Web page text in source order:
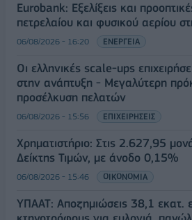
Eurobank: Εξελίξεις και
πετρελαίου και φυσικού αερίου
06/08/2026 - 16:20 ΕΝΕΡΓΕΙΑ
Οι ελληνικές scale-ups
στην ανάπτυξη - Μεγαλύτερη
προσέλκυση πελατών
06/08/2026 - 15:56 ΕΠΙΧΕΙΡΗΣΕΙΣ
Χρηματιστήριο: Στις 2.627,95
Δείκτης Τιμών, με άνοδο 0,15%
06/08/2026 - 15:46 ΟΙΚΟΝΟΜΙΑ
ΥΠΑΑΤ: Αποζημιώσεις 38,1 εκατ.